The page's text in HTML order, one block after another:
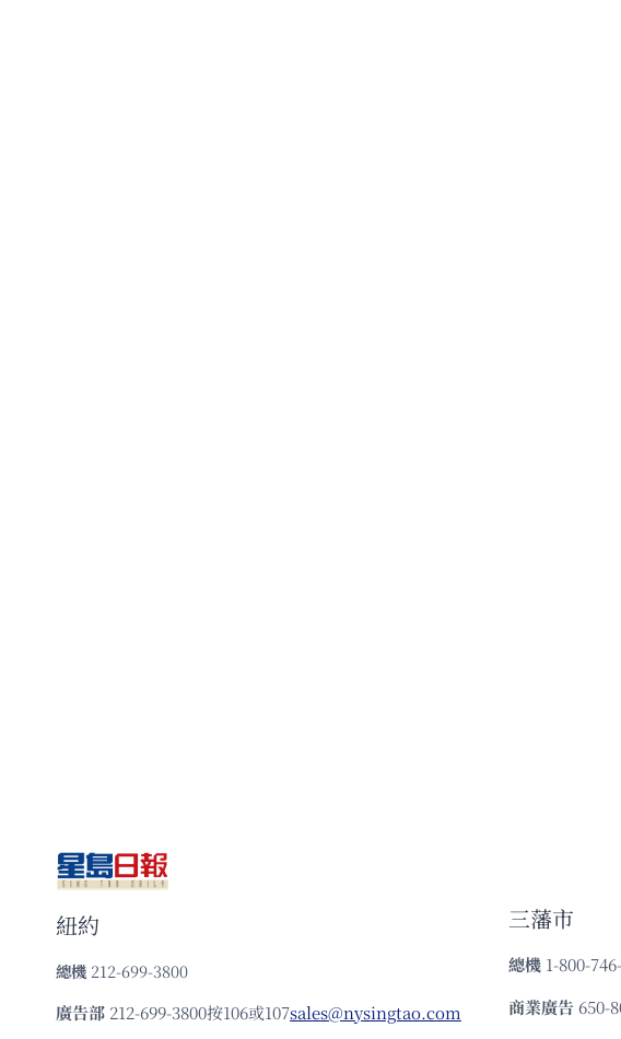
紐約
總機 212-699-3800
廣告部 212-699-3800按106或107sales@nysingtao.com
三藩市
總機 1-800-
商業廣告 650-